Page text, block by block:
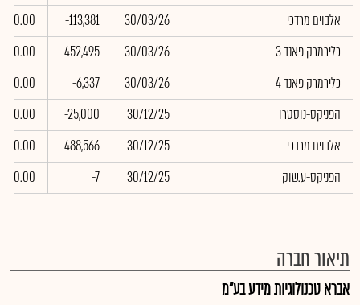
אלבוים מרדכי
30/03/26
-113,381
0.00
כלירמרק פאנד 3
30/03/26
-452,495
0.00
כלירמרק פאנד 4
30/03/26
-6,337
0.00
הפניקס-נוסטרו
30/12/25
-25,000
0.00
אלבוים מרדכי
30/12/25
-488,566
0.00
הפניקס-ע.שוק
30/12/25
-7
0.00
תיאור חברה
אברא טכנולוגיות מידע בע"מ